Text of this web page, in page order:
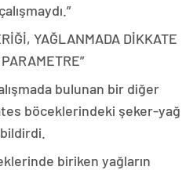
YAĞLANMADA DİKKATE
bulunan bir diğer
böceklerindeki şeker-yağ
biriken yağların